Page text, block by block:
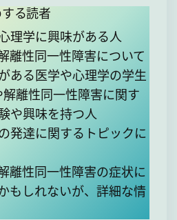
る読者
理学に興味がある人
離性同一性障害について
ある医学や心理学の学生
離性同一性障害に関す
や興味を持つ人
発達に関するトピックに
離性同一性障害の症状に
もしれないが、詳細な情